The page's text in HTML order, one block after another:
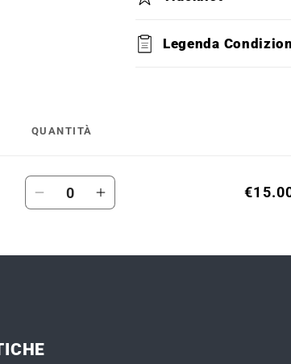
Legenda
QUANTITÀ
Quantità
Diminuisci
Default
Aumenta
Default